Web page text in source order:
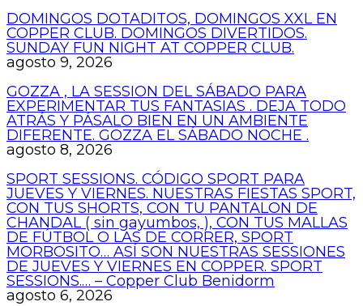
DOMINGOS DOTADITOS, DOMINGOS XXL EN
COPPER CLUB. DOMINGOS DIVERTIDOS.
SUNDAY FUN NIGHT AT COPPER CLUB.
agosto 9, 2026
GOZZA , LA SESSION DEL SÁBADO PARA
EXPERIMENTAR TUS FANTASIAS . DEJA TODO
ATRÁS Y PÁSALO BIEN EN UN AMBIENTE
DIFERENTE. GOZZA EL SÁBADO NOCHE .
agosto 8, 2026
SPORT SESSIONS. CÓDIGO SPORT PARA
JUEVES Y VIERNES. NUESTRAS FIESTAS SPORT,
CON TUS SHORTS, CON TU PANTALON DE
CHANDAL ( sin gayumbos, ), CON TUS MALLAS
DE FÚTBOL O LAS DE CORRER, SPORT
MORBOSITO… ASÍ SON NUESTRAS SESSIONES
DE JUEVES Y VIERNES EN COPPER. SPORT
SESSIONS.… – Copper Club Benidorm
agosto 6, 2026